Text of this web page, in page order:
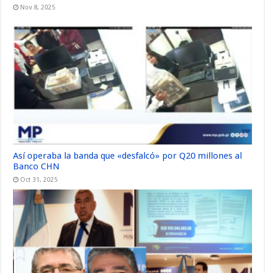
Nov 8, 2025
Así operaba la banda que «desfalcó» por Q20 millones al
Banco CHN
Oct 31, 2025